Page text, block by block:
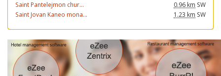
Saint Pantelejmon chur...
0.96 km SW
Saint Jovan Kaneo mona...
1.23 km SW